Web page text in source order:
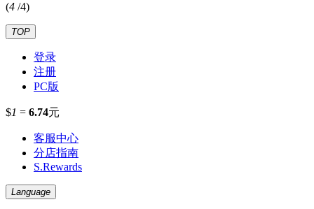
(4 /4)
TOP
登录
注册
PC版
$1 = 6.74元
客服中心
分店指南
S.Rewards
Language